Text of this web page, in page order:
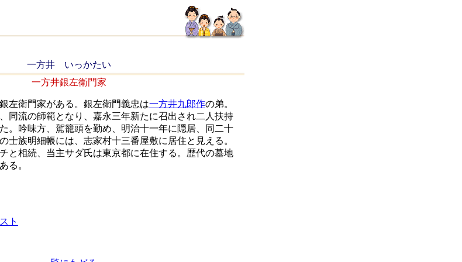
一方井 いっかたい
一方井銀左衛門家
左衛門家がある。銀左衛門義忠は一方井九郎作の弟。
同流の師範となり、嘉永三年新たに召出され二人扶持
。吟味方、駕籠頭を勤め、明治十一年に隠居、同二十
士族明細帳には、志家村十三番屋敷に居住と見える。
相続、当主サダ氏は東京都に在住する。歴代の墓地
る。
ト